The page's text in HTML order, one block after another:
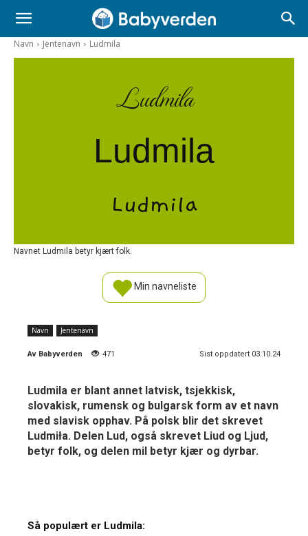
Navn Jentenavn Ludmila
Ludmila
Ludmila
Ludmila
Navnet Ludmila betyr kjært folk.
Min navneliste
Navn Jentenavn
Av Babyverden 471 Sist oppdatert 03.10.24
Ludmila er blant annet latvisk, tsjekkisk,
slovakisk, rumensk og bulgarsk form av et navn
med slavisk opphav. På polsk blir det skrevet
Ludmiła. Delen Lud, også skrevet Liud og Ljud,
betyr folk, og delen mil betyr kjær og dyrbar.
Så populært er Ludmila: